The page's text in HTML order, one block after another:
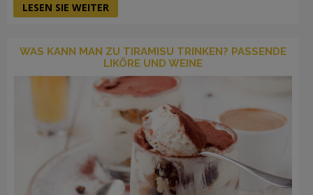
LESEN SIE WEITER
WAS KANN MAN ZU TIRAMISU TRINKEN? PASSENDE
LIKÖRE UND WEINE